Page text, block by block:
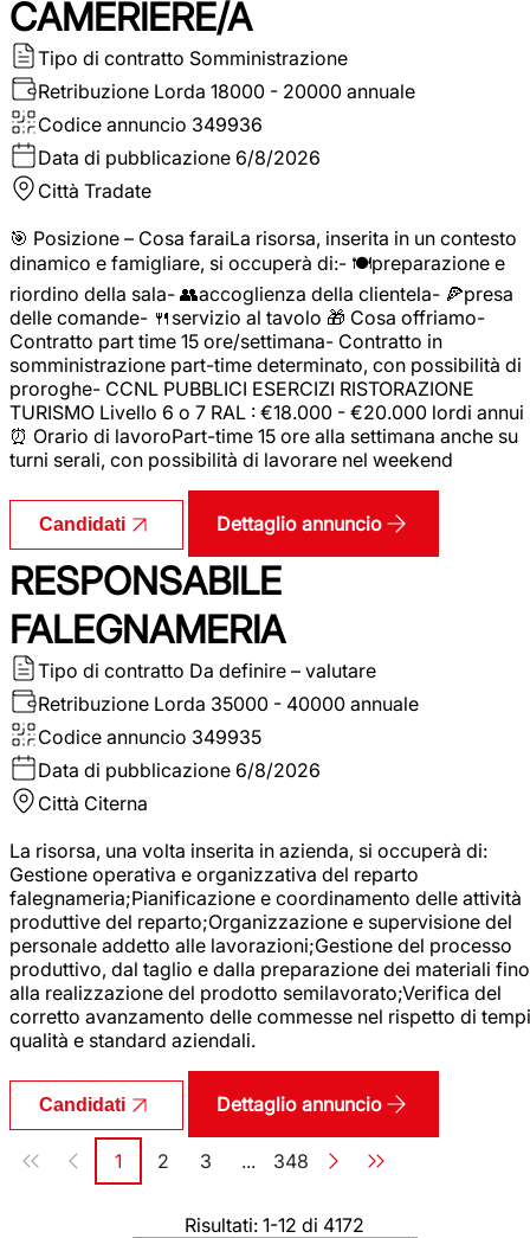
CAMERIERE/A
Tipo di contratto Somministrazione
Retribuzione Lorda 18000 - 20000 annuale
Codice annuncio 349936
Data di pubblicazione 6/8/2026
Città Tradate
🎯 Posizione – Cosa faraiLa risorsa, inserita in un contesto
dinamico e famigliare, si occuperà di:- 🍽️preparazione e
riordino della sala- 👥accoglienza della clientela- 🍕presa
delle comande- 🍴servizio al tavolo 🎁 Cosa offriamo-
Contratto part time 15 ore/settimana- Contratto in
somministrazione part-time determinato, con possibilità di
proroghe- CCNL PUBBLICI ESERCIZI RISTORAZIONE
TURISMO Livello 6 o 7 RAL : €18.000 - €20.000 lordi annui
⏰ Orario di lavoroPart-time 15 ore alla settimana anche su
turni serali, con possibilità di lavorare nel weekend
Candidati Dettaglio annuncio
RESPONSABILE
FALEGNAMERIA
Tipo di contratto Da definire – valutare
Retribuzione Lorda 35000 - 40000 annuale
Codice annuncio 349935
Data di pubblicazione 6/8/2026
Città Citerna
La risorsa, una volta inserita in azienda, si occuperà di:
Gestione operativa e organizzativa del reparto
falegnameria;Pianificazione e coordinamento delle attività
produttive del reparto;Organizzazione e supervisione del
personale addetto alle lavorazioni;Gestione del processo
produttivo, dal taglio e dalla preparazione dei materiali fino
alla realizzazione del prodotto semilavorato;Verifica del
corretto avanzamento delle commesse nel rispetto di
qualità e standard aziendali.
Candidati Dettaglio annuncio
Paginazione
Pagina
1 Pagina
2 Pagina
3 ... Pagina
348
Risultati: 1-12 di 4172